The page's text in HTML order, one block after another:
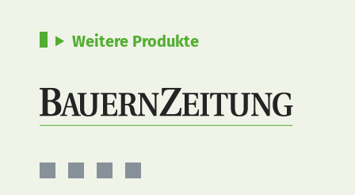
Weitere Produkte